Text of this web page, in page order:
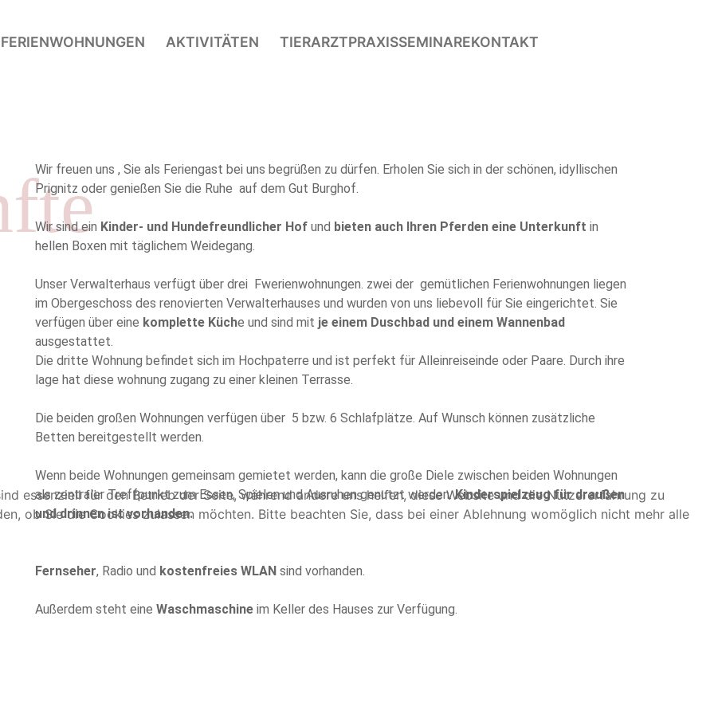
FERIENWOHNUNGEN AKTIVITÄTEN TIERARZTPRAXISSEMINAREKONTAKT
Wir freuen uns , Sie als Feriengast bei uns begrüßen zu dürfen. Erholen Sie sich in der schönen, idyllischen
Prignitz oder genießen Sie die Ruhe auf dem Gut Burghof.
Wir sind ein Kinder- und Hundefreundlicher Hofund bieten auch Ihren Pferden eine Unterkunft in
hellen Boxen mit täglichem Weidegang.
Unser Verwalterhaus verfügt über drei Fwerienwohnungen. zwei der gemütlichen Ferienwohnungen liegen
im Obergeschoss des renovierten Verwalterhauses und wurden von uns liebevoll für Sie eingerichtet. Sie
verfügen über eine komplette Küche und sind mit je einem Duschbad und einem Wannenbad
ausgestattet.
Die dritte Wohnung befindet sich im Hochpaterre und ist perfekt für Alleinreiseinde oder Paare. Durch ihre
lage hat diese wohnung zugang zu einer kleinen Terrasse.
Die beiden großen Wohnungen verfügen über 5 bzw. 6 Schlafplätze. Auf Wunsch können zusätzliche
Betten bereitgestellt werden.
Wenn beide Wohnungen gemeinsam gemietet werden, kann die große Diele zwischen beiden Wohnungen
als zentraler Treffpunkt zum Essen, Spielen und Ausruhen genutzt werden.Kinderspielzeug für draußen
und drinnen ist vorhanden.
Fernseher, Radio und kostenfreies WLANsind vorhanden.
Außerdem steht eine Waschmaschine im Keller des Hauses zur Verfügung.
essenziell für den Betrieb der Seite, während andere uns helfen, diese Website und die Nutzererfahrung zu
ob Sie die Cookies zulassen möchten. Bitte beachten Sie, dass bei einer Ablehnung womöglich nicht mehr alle